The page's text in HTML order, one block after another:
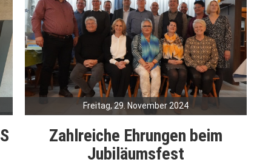
Freitag, 29. November 2024
Zahlreiche Ehrungen beim
Jubiläumsfest